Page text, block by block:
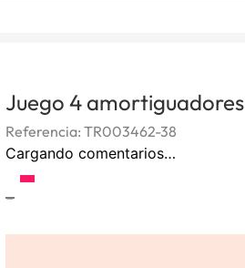
Juego 4 amortiguadores
Referencia: TR003462-38
Cargando comentarios…
-